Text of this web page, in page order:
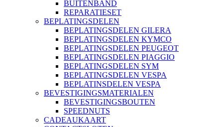
BUITENBAND
REPARATIESET
BEPLATINGSDELEN
BEPLATINGSDELEN GILERA
BEPLATINGSDELEN KYMCO
BEPLATINGSDELEN PEUGEOT
BEPLATINGSDELEN PIAGGIO
BEPLATINGSDELEN SYM
BEPLATINGSDELEN VESPA
BEPLATINSDELEN VESPA
BEVESTIGINGSMATERIALEN
BEVESTIGINGSBOUTEN
SPEEDNUTS
CADEAUKAART